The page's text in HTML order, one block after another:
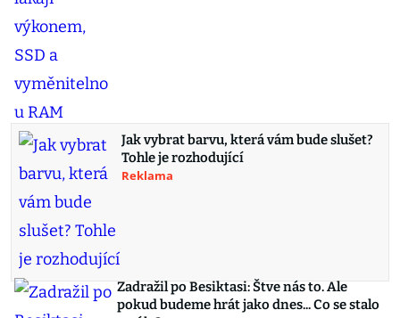
Jak vybrat barvu, která vám bude slušet?
Tohle je rozhodující
Reklama
Zadražil po Besiktasi: Štve nás to. Ale
pokud budeme hrát jako dnes... Co se stalo